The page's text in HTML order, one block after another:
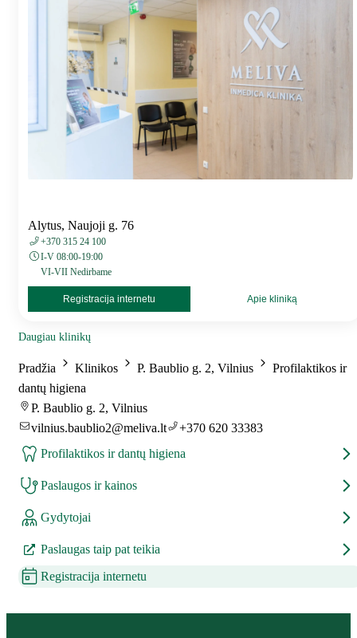
Alytus, Naujoji g. 76
+370 315 24 100
I-V 08:00-19:00
VI-VII Nedirbame
Registracija internetu Apie kliniką
Daugiau klinikų
Pradžia Klinikos P. Baublio g. 2, Vilnius
Profilaktikos ir
dantų higiena
P. Baublio g. 2, Vilnius
vilnius.baublio2@meliva.lt
+370 620 33383
Profilaktikos ir dantų higiena
Paslaugos ir kainos
Gydytojai
Paslaugas taip pat teikia
Registracija internetu